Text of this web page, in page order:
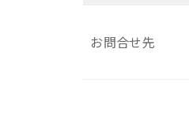
お問合せ先